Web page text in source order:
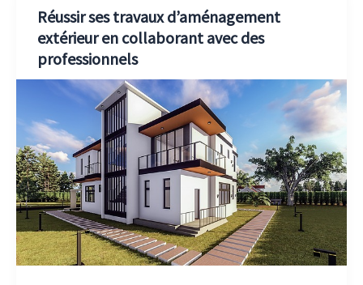
Réussir ses travaux d’aménagement
extérieur en collaborant avec des
professionnels